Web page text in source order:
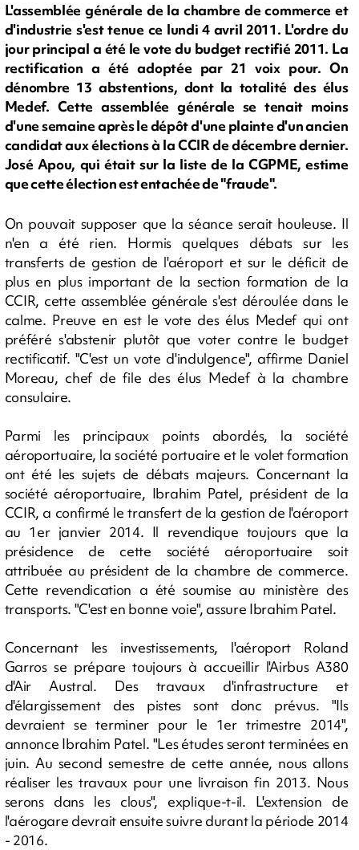
L'assemblée générale de la chambre de commerce et
d'industrie s'est tenue ce lundi 4 avril 2011. L'ordre du
jour principal a été le vote du budget rectifié 2011. La
rectification a été adoptée par 21 voix pour. On
dénombre 13 abstentions, dont la totalité des élus
Medef. Cette assemblée générale se tenait moins
d'une semaine après le dépôt d'une plainte d'un ancien
candidat aux élections à la CCIR de décembre dernier.
José Apou, qui était sur la liste de la CGPME, estime
que cette élection est entachée de "fraude".
On pouvait supposer que la séance serait houleuse. Il
n'en a été rien. Hormis quelques débats sur les
transferts de gestion de l'aéroport et sur le déficit de
plus en plus important de la section formation de la
CCIR, cette assemblée générale s'est déroulée dans le
calme. Preuve en est le vote des élus Medef qui ont
préféré s'abstenir plutôt que voter contre le budget
rectificatif. "C'est un vote d'indulgence", affirme Daniel
Moreau, chef de file des élus Medef à la chambre
consulaire.
Parmi les principaux points abordés, la société
aéroportuaire, la société portuaire et le volet formation
ont été les sujets de débats majeurs. Concernant la
société aéroportuaire, Ibrahim Patel, président de la
CCIR, a confirmé le transfert de la gestion de l'aéroport
au 1er janvier 2014. Il revendique toujours que la
présidence de cette société aéroportuaire soit
attribuée au président de la chambre de commerce.
Cette revendication a été soumise au ministère des
transports. "C'est en bonne voie", assure Ibrahim Patel.
Concernant les investissements, l'aéroport Roland
Garros se prépare toujours à accueillir l'Airbus A380
d'Air Austral. Des travaux d'infrastructure et
d'élargissement des pistes sont donc prévus. "Ils
devraient se terminer pour le 1er trimestre 2014",
annonce Ibrahim Patel. "Les études seront terminées en
juin. Au second semestre de cette année, nous allons
réaliser les travaux pour une livraison fin 2013. Nous
serons dans les clous", explique-t-il. L'extension de
l'aérogare devrait ensuite suivre durant la période 2014
- 2016.